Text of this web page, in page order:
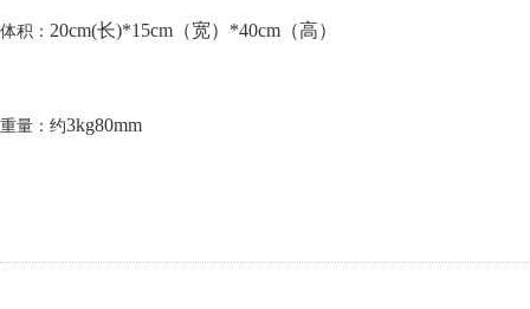
体积： 20cm(长)*15cm（宽）*40cm（高）
重量：约3kg80mm